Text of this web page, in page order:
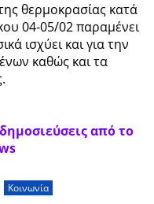
θερμοκρασίας κατά
04-05/02 παραμένει
ισχύει και για την
καθώς και τα
από το
Κοινωνία